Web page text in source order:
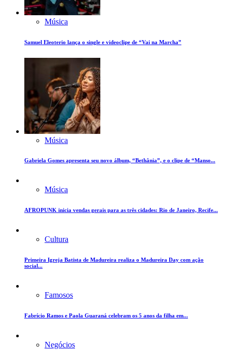
Música
Samuel Eleoterio lança o single e videoclipe de “Vai na Marcha”
Música
Gabriela Gomes apresenta seu novo álbum, “Bethânia”, e o clipe de “Manso...
Música
AFROPUNK inicia vendas gerais para as três cidades: Rio de Janeiro, Recife...
Cultura
Primeira Igreja Batista de Madureira realiza o Madureira Day com ação
social...
Famosos
Fabrício Ramos e Paola Guaraná celebram os 5 anos da filha em...
Negócios